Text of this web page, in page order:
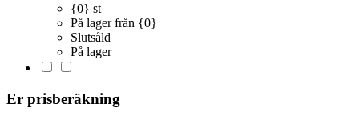
{0} st
På lager från {0}
Slutsåld
På lager
Er prisberäkning